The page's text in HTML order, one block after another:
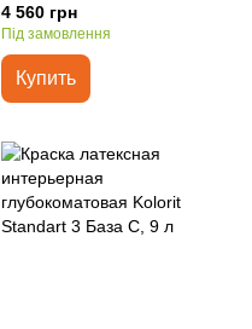
4 560 грн
Під замовлення
Купить